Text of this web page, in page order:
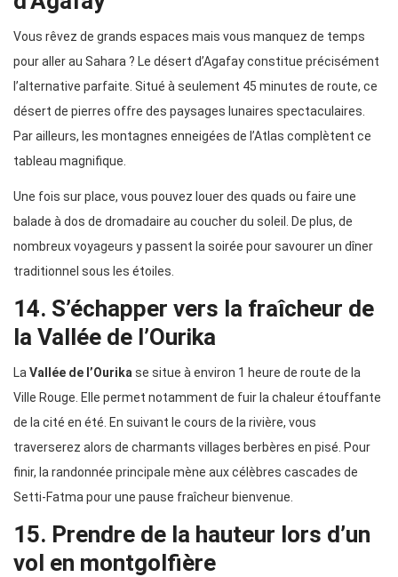
Vous rêvez de grands espaces mais vous manquez de temps
pour aller au Sahara ? Le désert d’Agafay constitue précisément
l’alternative parfaite. Situé à seulement 45 minutes de route, ce
désert de pierres offre des paysages lunaires spectaculaires.
Par ailleurs, les montagnes enneigées de l’Atlas complètent ce
tableau magnifique.
Une fois sur place, vous pouvez louer des quads ou faire une
balade à dos de dromadaire au coucher du soleil. De plus, de
nombreux voyageurs y passent la soirée pour savourer un dîner
traditionnel sous les étoiles.
14. S’échapper vers la fraîcheur de
la Vallée de l’Ourika
La Vallée de l’Ourika se situe à environ 1 heure de route de la
Ville Rouge. Elle permet notamment de fuir la chaleur étouffante
de la cité en été. En suivant le cours de la rivière, vous
traverserez alors de charmants villages berbères en pisé. Pour
finir, la randonnée principale mène aux célèbres cascades de
Setti-Fatma pour une pause fraîcheur bienvenue.
15. Prendre de la hauteur lors d’un
vol en montgolfière